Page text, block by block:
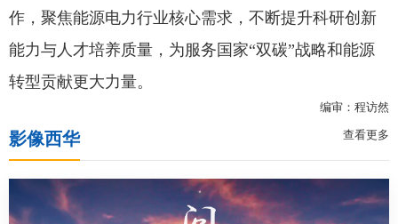
作，聚焦能源电力行业核心需求，不断提升科研创新
能力与人才培养质量，为服务国家“双碳”战略和能源
转型贡献更大力量。
编审：程访然
影像西华 查看更多